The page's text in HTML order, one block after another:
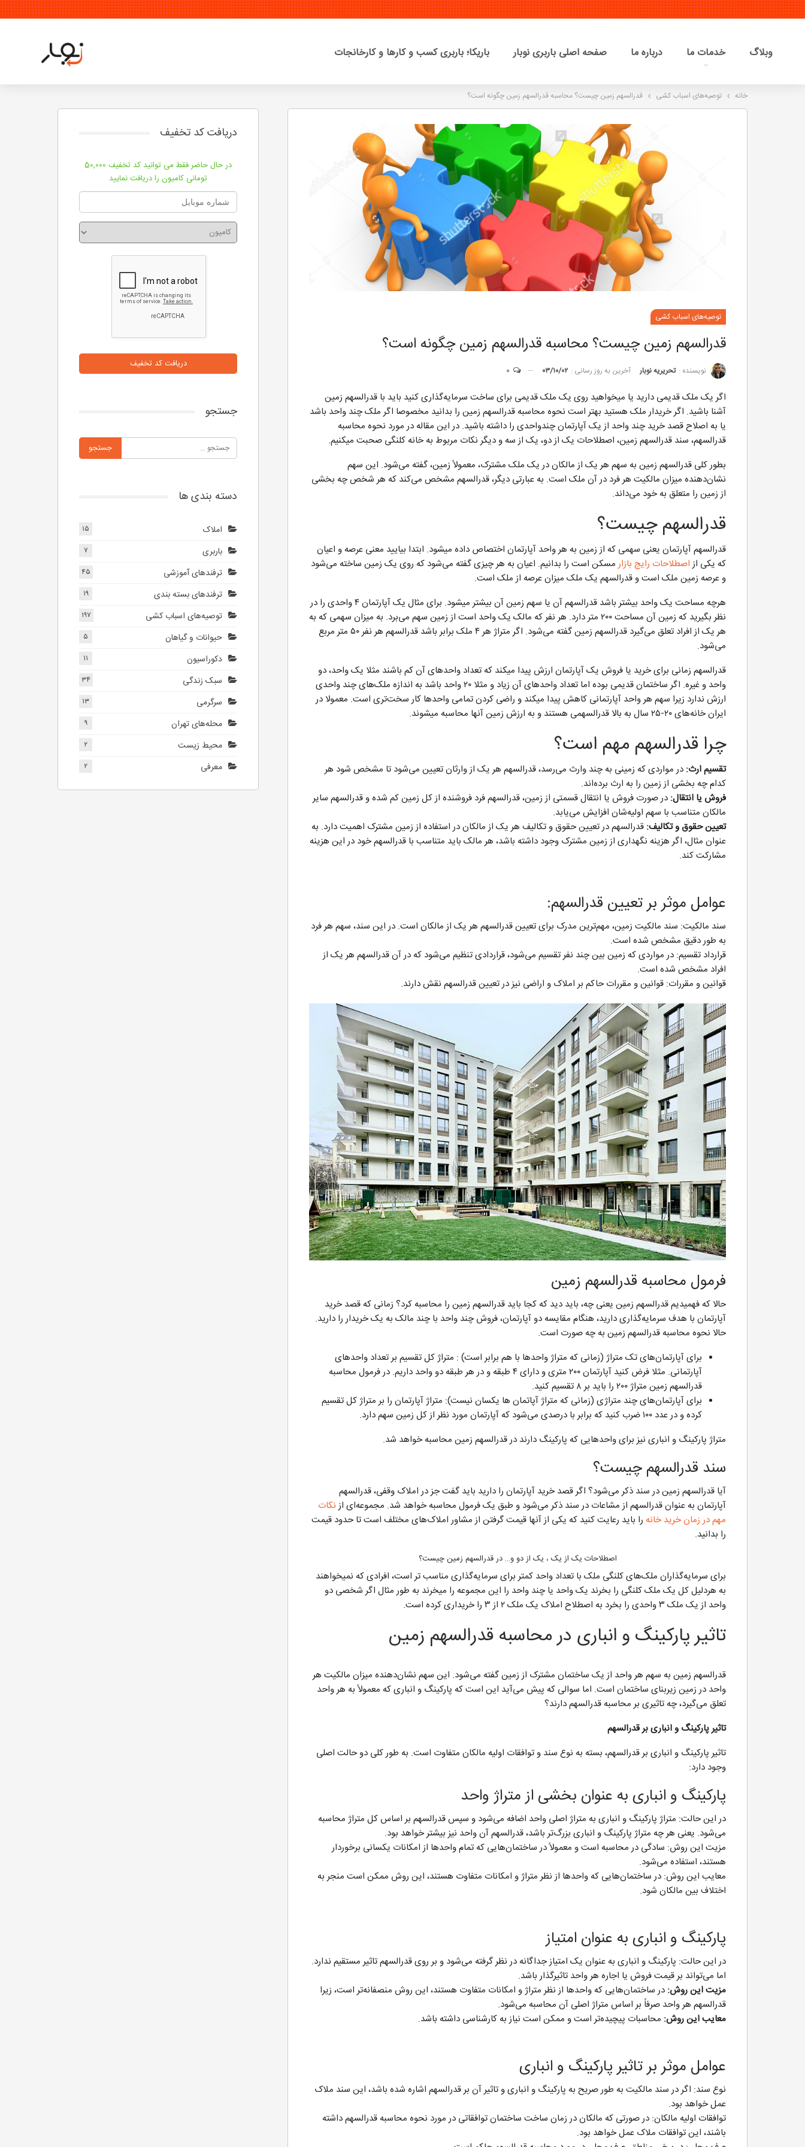
وبلاگ خدمات ما درباره ما صفحه اصلی باربری نوبار باریکا؛ باربری کسب و کارها و کارخانجات
خانه توصیه‌های اسباب کشی قدرالسهم زمین چیست؟ محاسبه قدرالسهم زمین چگونه است؟
توصیه‌های اسباب کشی
قدرالسهم زمین چیست؟ محاسبه قدرالسهم زمین چگونه است؟
نویسنده : تحریریه نوبار آخرین به روز رسانی : ۰۳/۱۰/۰۲
اگر یک ملک قدیمی دارید یا میخواهید روی یک ملک قدیمی برای ساخت سرمایه‌گذاری کنید باید با قدرالسهم زمین
آشنا باشید. اگر خریدار ملک هستید بهتر است نحوه محاسبه قدرالسهم زمین را بدانید مخصوصا اگر ملک چند واحد باشد
یا به اصلاح قصد خرید چند واحد از یک آپارتمان چندواحدی را داشته باشید. در این مقاله در مورد نحوه محاسبه
قدرالسهم، سند قدرالسهم زمین، اصطلاحات یک از دو، یک از سه و دیگر نکات مربوط به خانه کلنگی صحبت میکنیم.
بطور کلی قدرالسهم زمین به سهم هر یک از مالکان در یک ملک مشترک، معمولاً زمین، گفته می‌شود. این سهم
نشان‌دهنده میزان مالکیت هر فرد در آن ملک است. به عبارتی دیگر، قدرالسهم مشخص می‌کند که هر شخص چه بخشی
از زمین را متعلق به خود می‌داند.
قدرالسهم چیست؟
قدرالسهم آپارتمان یعنی سهمی که از زمین به هر واحد آپارتمان اختصاص داده میشود. ابتدا بیایید معنی عرصه و اعیان
که یکی از اصطلاحات رایج بازار مسکن است را بدانیم. اعیان به هر چیزی گفته می‌شود که روی یک زمین ساخته می‌شود
و عرصه زمین ملک است و قدرالسهم یک ملک میزان عرصه از ملک است.
هرچه مساحت یک واحد بیشتر باشد قدرالسهم آن یا سهم زمین آن بیشتر میشود. برای مثال یک آپارتمان ۴ واحدی را در
نظر بگیرید که زمین آن مساحت ۲۰۰ متر دارد. هر نفر که مالک یک واحد است از زمین سهم می‌برد. به میزان سهمی که به
هر یک از افراد تعلق می‌گیرد قدرالسهم زمین گفته می‌شود. اگر متراژ هر ۴ ملک برابر باشد قدرالسهم هر نفر ۵۰ متر مربع
می‌شود.
قدرالسهم زمانی برای خرید یا فروش یک آپارتمان ارزش پیدا میکند که تعداد واحدهای آن کم باشند مثلا یک واحد، دو
واحد و غیره. اگر ساختمان قدیمی بوده اما تعداد واحدهای آن زیاد و مثلا ۲۰ واحد باشد به اندازه ملک‌های چند واحدی
ارزش ندارد زیرا سهم هر واحد آپارتمانی کاهش پیدا میکند و راضی کردن تمامی واحدها کار سخت‌تری است. معمولا در
ایران خانه‌های ۲۰-۲۵ سال به بالا قدرالسهمی هستند و به ارزش زمین آنها محاسبه میشوند.
چرا قدرالسهم مهم است؟
تقسیم ارث: در مواردی که زمینی به چند وارث می‌رسد، قدرالسهم هر یک از وارثان تعیین می‌شود تا مشخص شود هر
کدام چه بخشی از زمین را به ارث برده‌اند.
فروش یا انتقال: در صورت فروش یا انتقال قسمتی از زمین، قدرالسهم فرد فروشنده از کل زمین کم شده و قدرالسهم سایر
مالکان متناسب با سهم اولیه‌شان افزایش می‌یابد.
تعیین حقوق و تکالیف: قدرالسهم در تعیین حقوق و تکالیف هر یک از مالکان در استفاده از زمین مشترک اهمیت دارد. به
عنوان مثال، اگر هزینه نگهداری از زمین مشترک وجود داشته باشد، هر مالک باید متناسب با قدرالسهم خود در این هزینه
مشارکت کند.
عوامل موثر بر تعیین قدرالسهم:
سند مالکیت: سند مالکیت زمین، مهم‌ترین مدرک برای تعیین قدرالسهم هر یک از مالکان است. در این سند، سهم هر فرد
به طور دقیق مشخص شده است.
قرارداد تقسیم: در مواردی که زمین بین چند نفر تقسیم می‌شود، قراردادی تنظیم می‌شود که در آن قدرالسهم هر یک از
افراد مشخص شده است.
قوانین و مقررات: قوانین و مقررات حاکم بر املاک و اراضی نیز در تعیین قدرالسهم نقش دارند.
فرمول محاسبه قدرالسهم زمین
حالا که فهمیدیم قدرالسهم زمین یعنی چه، باید دید که کجا باید قدرالسهم زمین را محاسبه کرد؟ زمانی که قصد خرید
آپارتمان با هدف سرمایه‌گذاری دارید، هنگام مقایسه دو آپارتمان، فروش چند واحد با چند مالک به یک خریدار را دارید.
حالا نحوه محاسبه قدرالسهم زمین به چه صورت است.
برای آپارتمان‌های تک متراژ (زمانی که متراژ واحدها با هم برابر است) : متراژ کل تقسیم بر تعداد واحدهای
آپارتمانی. مثلا فرض کنید آپارتمان ۲۰۰ متری و دارای ۴ طبقه و در هر طبقه دو واحد داریم. در فرمول محاسبه
قدرالسهم زمین متراژ ۲۰۰ را باید بر ۸ تقسیم کنید.
برای آپارتمان‌های چند متراژی (زمانی که متراژ آپاتمان ها یکسان نیست): متراژ آپارتمان را بر متراژ کل تقسیم
کرده و در عدد ۱۰۰ ضرب کنید که برابر با درصدی می‌شود که آپارتمان مورد نظر از کل زمین سهم دارد.
متراژ پارکینگ و انباری نیز برای واحدهایی که پارکینگ دارند در قدرالسهم زمین محاسبه خواهد شد.
سند قدرالسهم چیست؟
آیا قدرالسهم زمین در سند ذکر می‌شود؟ اگر قصد خرید آپارتمان را دارید باید گفت جز در املاک وقفی، قدرالسهم
آپارتمان به عنوان قدرالسهم از مشاعات در سند ذکر می‌شود و طبق یک فرمول محاسبه خواهد شد. مجموعه‌ای از نکات
مهم در زمان خرید خانه را باید رعایت کنید که یکی از آنها قیمت گرفتن از مشاور املاک‌های مختلف است تا حدود قیمت
را بدانید.
اصطلاحات یک از یک ، یک از دو و… در قدرالسهم زمین چیست؟
برای سرمایه‌گذاران ملک‌های کلنگی ملک‌ با تعداد واحد کمتر برای سرمایه‌گذاری مناسب تر است، افرادی که نمیخواهند
به هردلیل کل یک ملک کلنگی را بخرند یک واحد یا چند واحد را این مجموعه را میخرند به طور مثال اگر شخصی دو
واحد از یک ملک ۳ واحدی را بخرد به اصطلاح املاک یک ملک ۲ از ۳ را خریداری کرده است.
تاثیر پارکینگ و انباری در محاسبه قدرالسهم زمین
قدرالسهم زمین به سهم هر واحد از یک ساختمان مشترک از زمین گفته می‌شود. این سهم نشان‌دهنده میزان مالکیت هر
واحد در زمین زیربنای ساختمان است. اما سوالی که پیش می‌آید این است که پارکینگ و انباری که معمولاً به هر واحد
تعلق می‌گیرد، چه تاثیری بر محاسبه قدرالسهم دارند؟
تاثیر پارکینگ و انباری بر قدرالسهم
تاثیر پارکینگ و انباری بر قدرالسهم، بسته به نوع سند و توافقات اولیه مالکان متفاوت است. به طور کلی دو حالت اصلی
وجود دارد:
پارکینگ و انباری به عنوان بخشی از متراژ واحد
در این حالت: متراژ پارکینگ و انباری به متراژ اصلی واحد اضافه می‌شود و سپس قدرالسهم بر اساس کل متراژ محاسبه
می‌شود. یعنی هر چه متراژ پارکینگ و انباری بزرگ‌تر باشد، قدرالسهم آن واحد نیز بیشتر خواهد بود.
مزیت این روش: سادگی در محاسبه است و معمولاً در ساختمان‌هایی که تمام واحدها از امکانات یکسانی برخوردار
هستند، استفاده می‌شود.
معایب این روش: در ساختمان‌هایی که واحدها از نظر متراژ و امکانات متفاوت هستند، این روش ممکن است منجر به
اختلاف بین مالکان شود.
پارکینگ و انباری به عنوان امتیاز
در این حالت: پارکینگ و انباری به عنوان یک امتیاز جداگانه در نظر گرفته می‌شود و بر روی قدرالسهم تاثیر مستقیم ندارد.
اما می‌تواند بر قیمت فروش یا اجاره هر واحد تاثیرگذار باشد.
مزیت این روش: در ساختمان‌هایی که واحدها از نظر متراژ و امکانات متفاوت هستند، این روش منصفانه‌تر است، زیرا
قدرالسهم هر واحد صرفاً بر اساس متراژ اصلی آن محاسبه می‌شود.
معایب این روش: محاسبات پیچیده‌تر است و ممکن است نیاز به کارشناسی داشته باشد.
عوامل موثر بر تاثیر پارکینگ و انباری
نوع سند: اگر در سند مالکیت به طور صریح به پارکینگ و انباری و تاثیر آن بر قدرالسهم اشاره شده باشد، این سند ملاک
عمل خواهد بود.
توافقات اولیه مالکان: در صورتی که مالکان در زمان ساخت ساختمان توافقاتی در مورد نحوه محاسبه قدرالسهم داشته
باشند، این توافقات ملاک عمل خواهد بود.
دریافت کد تخفیف
در حال حاضر فقط می توانید کد تخفیف 50,000
تومانی کامیون را دریافت نمایید
دریافت کد تخفیف
جستجو
دسته بندی ها
املاک ۱۵
باربری ۷
ترفندهای آموزشی ۴۵
ترفندهای بسته بندی ۱۹
توصیه‌های اسباب کشی ۱۹۷
حیوانات و گیاهان ۵
دکوراسیون ۱۱
سبک زندگی ۳۴
سرگرمی ۱۳
محله‌های تهران ۹
محیط زیست ۲
معرفی ۲